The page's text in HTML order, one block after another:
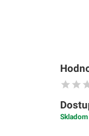
Skladom